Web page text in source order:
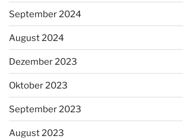
September 2024
August 2024
Dezember 2023
Oktober 2023
September 2023
August 2023